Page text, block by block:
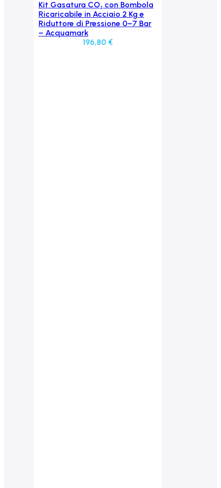
Aggiungi al carrello
Kit Gasatura CO₂ con Bombola
Ricaricabile in Acciaio 2 Kg e
Riduttore di Pressione 0–7 Bar
– Acquamark
196,80 €